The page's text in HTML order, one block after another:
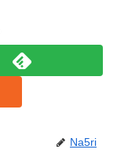
Na5ri